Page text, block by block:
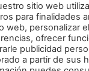
sitio web
para finalidades
web, personalizar
ofrecer
publicidad
a partir de sus